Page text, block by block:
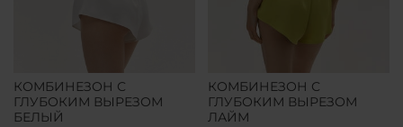
КОМБИНЕЗОН С
ГЛУБОКИМ ВЫРЕЗОМ
БЕЛЫЙ
КОМБИНЕЗОН С
ГЛУБОКИМ ВЫРЕЗОМ
ЛАЙМ